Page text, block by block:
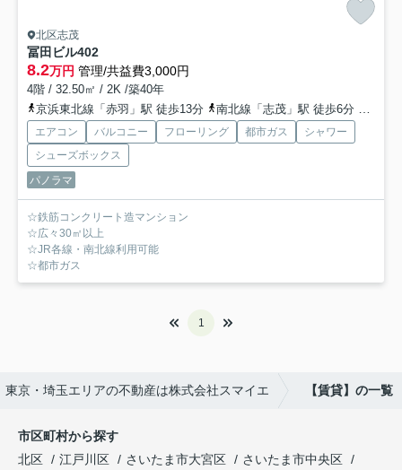
北区志茂
冨田ビル402
8.2万円 管理/共益費3,000円
4階 / 32.50㎡ / 2K /築40年
京浜東北線「赤羽」駅 徒歩13分
南北線「志茂」駅 徒歩6分 南北
エアコン バルコニー フローリング 都市ガス
シャワー
シューズボックス
パノラマ
☆鉄筋コンクリート造マンション
☆広々30㎡以上
☆JR各線・南北線利用可能
☆都市ガス
1
東京・埼玉エリアの不動産は株式会社スマイエ 【賃貸】の一覧
市区町村から探す
北区
江戸川区 さいたま市大宮区
さいたま市中央区